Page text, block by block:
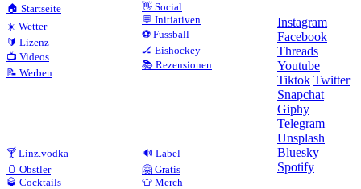
🏠 Startseite
☀️ Wetter
🔰 Lizenz
📺 Videos
📝 Werben
👋 Social
💬 Initiativen
⚽ Fussball
🏒 Eishockey
📚 Rezensionen
🍸 Linz.vodka
🫙 Obstler
🥃 Cocktails
🔊 Label
🤗 Gratis
👕 Merch
Instagram
Facebook
Threads
Youtube
Tiktok Twitter
Snapchat
Giphy
Telegram
Unsplash
Bluesky
Spotify